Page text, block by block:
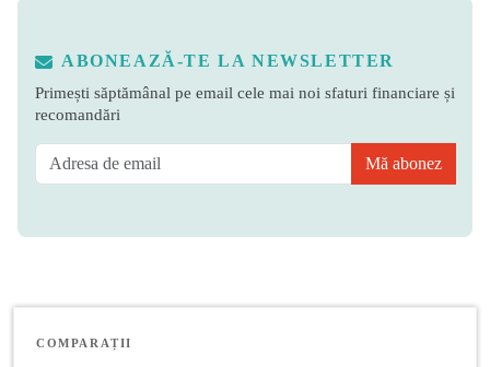
ABONEAZĂ-TE LA NEWSLETTER
Primești săptămânal pe email cele mai noi sfaturi financiare și
recomandări
Mă abonez
COMPARAȚII